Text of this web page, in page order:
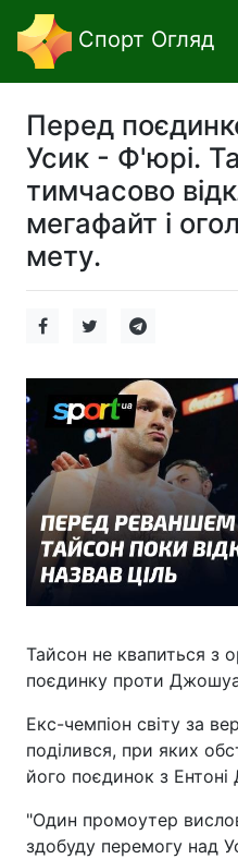
Спорт Огляд
Перед
Усик - Ф'юрі.
тимчасово
мегафайт і
мету.
Тайсон не квапиться з
поєдинку проти
Екс-чемпіон світу за
поділився, при яких
його поєдинок з
"Один промоутер
здобуду перемогу над